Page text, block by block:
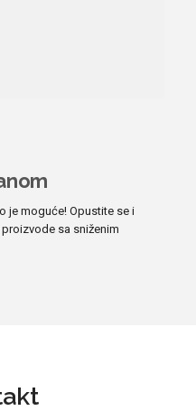
je moguće! Opustite se i
sa sniženim